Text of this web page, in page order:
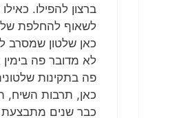
ברצון להפילו.
לשאוף להחלפת
כאן שלטון שמסרב
לא מדובר פה
פה בתקינות
כאן, תרבות השיח,
כבר שנים מתבצעת